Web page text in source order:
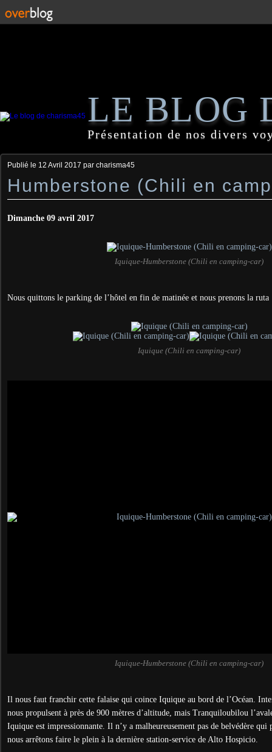
LE BLOG
Présentation de nos divers
Publié le 12 Avril 2017 par charisma45
Humberstone (Chili en
Dimanche 09 avril 2017
Iquique-Humberstone (Chili en camping-car)
Nous quittons le parking de l’hôtel en fin de matinée et nous prenons la
Iquique (Chili en camping-car)
Iquique-Humberstone (Chili en camping-car)
Il nous faut franchir cette falaise qui coince Iquique au bord de l’Océan.
nous propulsent à près de 900 mètres d’altitude, mais Tranquiloubilou
Iquique est impressionnante. Il n’y a malheureusement pas de belvédère
nous arrêtons faire le plein à la dernière station-service de Alto Hospicio.